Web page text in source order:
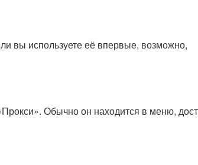
вы используете её впервые, возможно,
Обычно он находится в меню,